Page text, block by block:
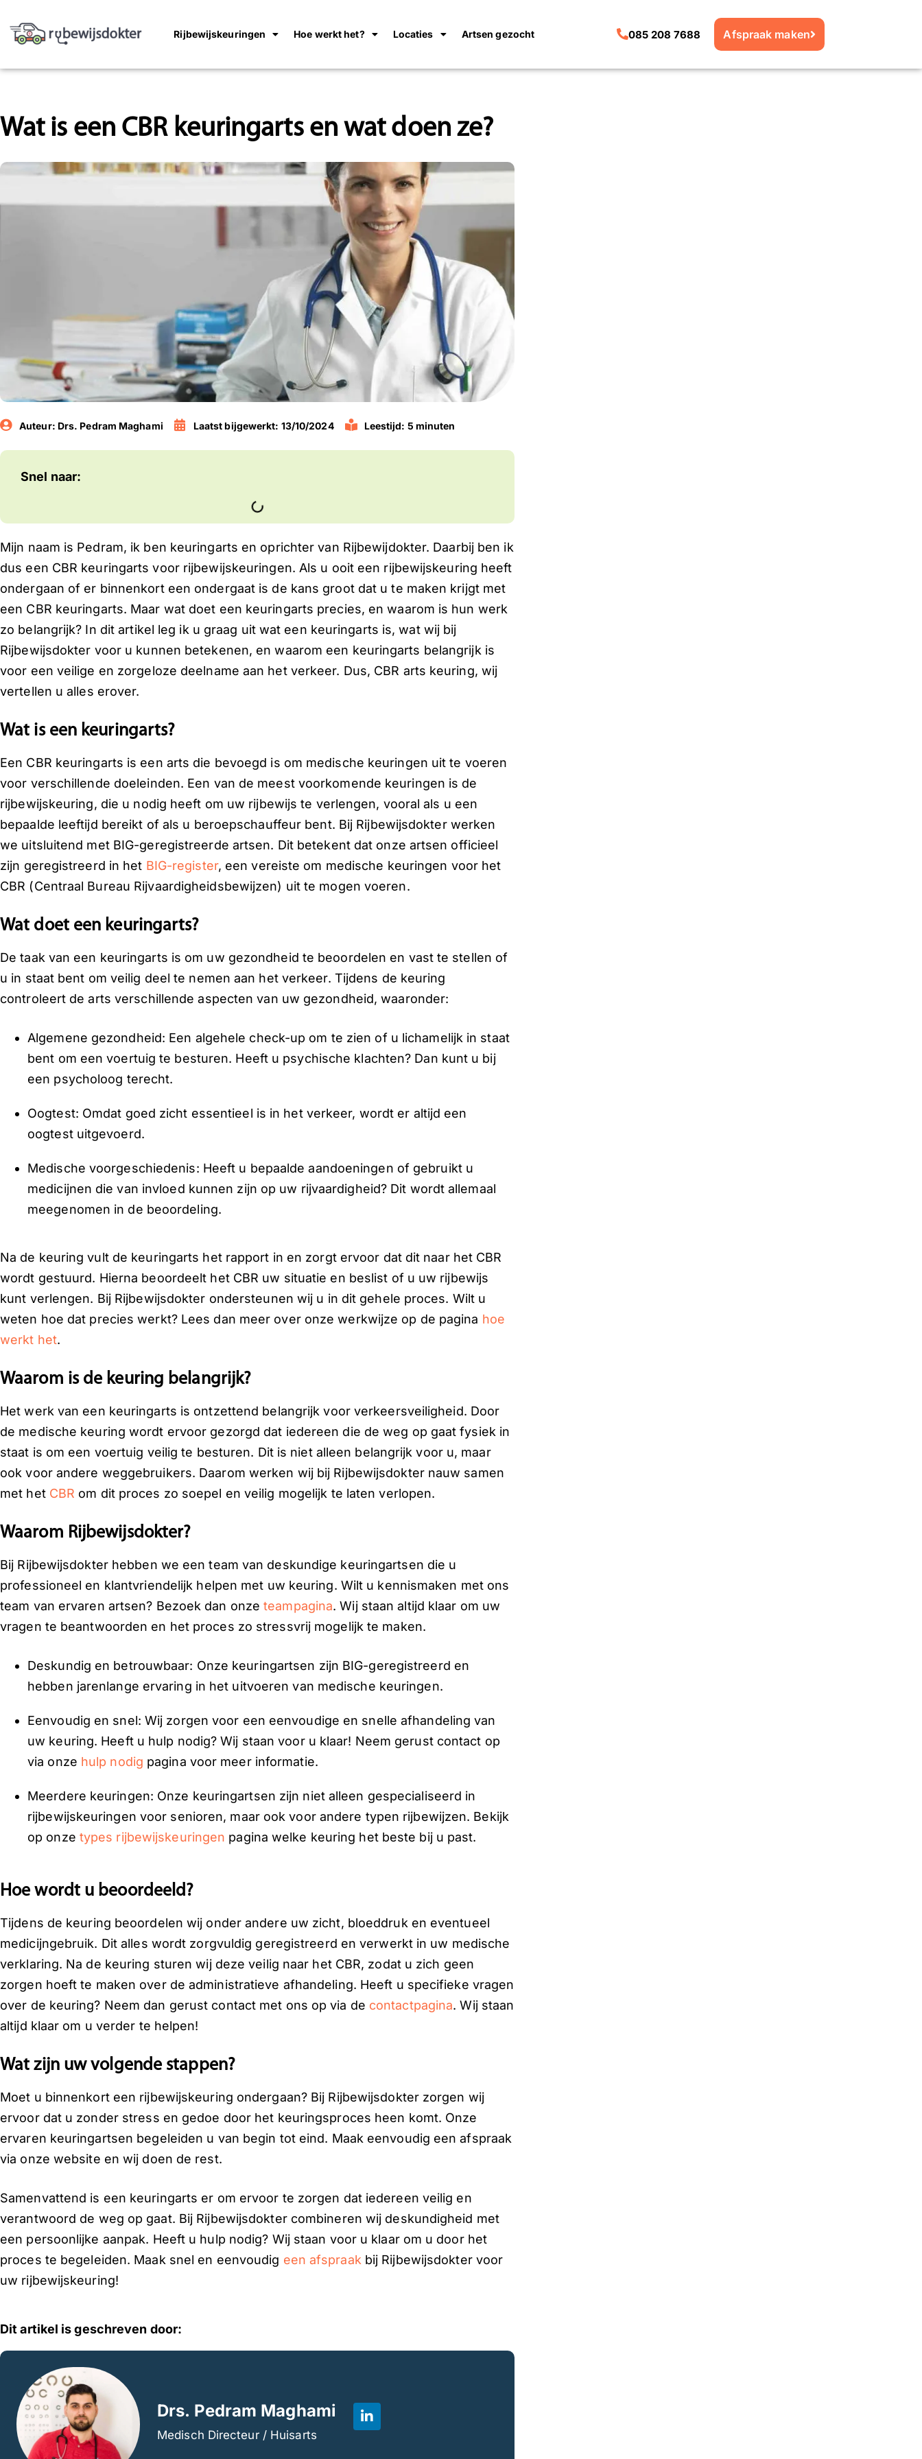
Rijbewijskeuringen Hoe werkt het? Locaties Artsen gezocht 085 208 7688 Afspraak maken
Wat is een CBR keuringarts en wat doen ze?
Auteur: Drs. Pedram Maghami Laatst bijgewerkt: 13/10/2024 Leestijd: 5 minuten
Snel naar:
Mijn naam is Pedram, ik ben keuringarts en oprichter van Rijbewijdokter. Daarbij ben ik
dus een CBR keuringarts voor rijbewijskeuringen. Als u ooit een rijbewijskeuring heeft
ondergaan of er binnenkort een ondergaat is de kans groot dat u te maken krijgt met
een CBR keuringarts. Maar wat doet een keuringarts precies, en waarom is hun werk
zo belangrijk? In dit artikel leg ik u graag uit wat een keuringarts is, wat wij bij
Rijbewijsdokter voor u kunnen betekenen, en waarom een keuringarts belangrijk is
voor een veilige en zorgeloze deelname aan het verkeer. Dus, CBR arts keuring, wij
vertellen u alles erover.
Wat is een keuringarts?
Een CBR keuringarts is een arts die bevoegd is om medische keuringen uit te voeren
voor verschillende doeleinden. Een van de meest voorkomende keuringen is de
rijbewijskeuring, die u nodig heeft om uw rijbewijs te verlengen, vooral als u een
bepaalde leeftijd bereikt of als u beroepschauffeur bent. Bij Rijbewijsdokter werken
we uitsluitend met BIG-geregistreerde artsen. Dit betekent dat onze artsen officieel
zijn geregistreerd in het BIG-register, een vereiste om medische keuringen voor het
CBR (Centraal Bureau Rijvaardigheidsbewijzen) uit te mogen voeren.
Wat doet een keuringarts?
De taak van een keuringarts is om uw gezondheid te beoordelen en vast te stellen of
u in staat bent om veilig deel te nemen aan het verkeer. Tijdens de keuring
controleert de arts verschillende aspecten van uw gezondheid, waaronder:
Algemene gezondheid: Een algehele check-up om te zien of u lichamelijk in staat
bent om een voertuig te besturen. Heeft u psychische klachten? Dan kunt u bij
een psycholoog terecht.
Oogtest: Omdat goed zicht essentieel is in het verkeer, wordt er altijd een
oogtest uitgevoerd.
Medische voorgeschiedenis: Heeft u bepaalde aandoeningen of gebruikt u
medicijnen die van invloed kunnen zijn op uw rijvaardigheid? Dit wordt allemaal
meegenomen in de beoordeling.
Na de keuring vult de keuringarts het rapport in en zorgt ervoor dat dit naar het CBR
wordt gestuurd. Hierna beoordeelt het CBR uw situatie en beslist of u uw rijbewijs
kunt verlengen. Bij Rijbewijsdokter ondersteunen wij u in dit gehele proces. Wilt u
weten hoe dat precies werkt? Lees dan meer over onze werkwijze op de pagina hoe
werkt het.
Waarom is de keuring belangrijk?
Het werk van een keuringarts is ontzettend belangrijk voor verkeersveiligheid. Door
de medische keuring wordt ervoor gezorgd dat iedereen die de weg op gaat fysiek in
staat is om een voertuig veilig te besturen. Dit is niet alleen belangrijk voor u, maar
ook voor andere weggebruikers. Daarom werken wij bij Rijbewijsdokter nauw samen
met hetCBR om dit proces zo soepel en veilig mogelijk te laten verlopen.
Waarom Rijbewijsdokter?
Bij Rijbewijsdokter hebben we een team van deskundige keuringartsen die u
professioneel en klantvriendelijk helpen met uw keuring. Wilt u kennismaken met ons
team van ervaren artsen? Bezoek dan onze teampagina. Wij staan altijd klaar om uw
vragen te beantwoorden en het proces zo stressvrij mogelijk te maken.
Deskundig en betrouwbaar: Onze keuringartsen zijn BIG-geregistreerd en
hebben jarenlange ervaring in het uitvoeren van medische keuringen.
Eenvoudig en snel: Wij zorgen voor een eenvoudige en snelle afhandeling van
uw keuring. Heeft u hulp nodig? Wij staan voor u klaar! Neem gerust contact op
via onze hulp nodig pagina voor meer informatie.
Meerdere keuringen: Onze keuringartsen zijn niet alleen gespecialiseerd in
rijbewijskeuringen voor senioren, maar ook voor andere typen rijbewijzen. Bekijk
op onze types rijbewijskeuringen pagina welke keuring het beste bij u past.
Hoe wordt u beoordeeld?
Tijdens de keuring beoordelen wij onder andere uw zicht, bloeddruk en eventueel
medicijngebruik. Dit alles wordt zorgvuldig geregistreerd en verwerkt in uw medische
verklaring. Na de keuring sturen wij deze veilig naar het CBR, zodat u zich geen
zorgen hoeft te maken over de administratieve afhandeling. Heeft u specifieke vragen
over de keuring? Neem dan gerust contact met ons op via de contactpagina. Wij staan
altijd klaar om u verder te helpen!
Wat zijn uw volgende stappen?
Moet u binnenkort een rijbewijskeuring ondergaan? Bij Rijbewijsdokter zorgen wij
ervoor dat u zonder stress en gedoe door het keuringsproces heen komt. Onze
ervaren keuringartsen begeleiden u van begin tot eind. Maak eenvoudig een afspraak
via onze website en wij doen de rest.
Samenvattend is een keuringarts er om ervoor te zorgen dat iedereen veilig en
verantwoord de weg op gaat. Bij Rijbewijsdokter combineren wij deskundigheid met
een persoonlijke aanpak. Heeft u hulp nodig? Wij staan voor u klaar om u door het
proces te begeleiden. Maak snel en eenvoudig een afspraak bij Rijbewijsdokter voor
uw rijbewijskeuring!
Dit artikel is geschreven door:
Drs. Pedram Maghami
Medisch Directeur / Huisarts